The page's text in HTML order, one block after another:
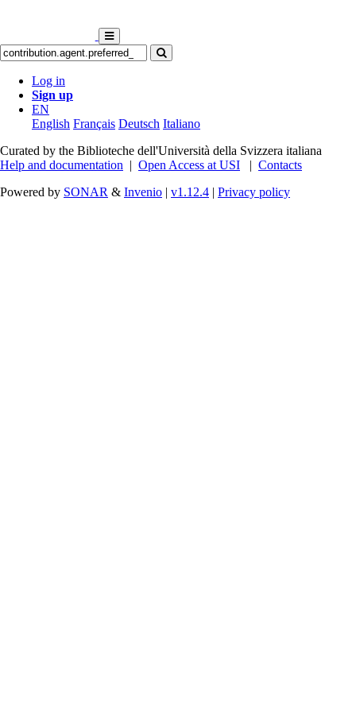
Log in
Sign up
EN
English Français Deutsch Italiano
Curated by the Biblioteche dell'Università della Svizzera italiana
Help and documentation | Open Access at USI | Contacts
Powered by SONAR & Invenio | v1.12.4 | Privacy policy